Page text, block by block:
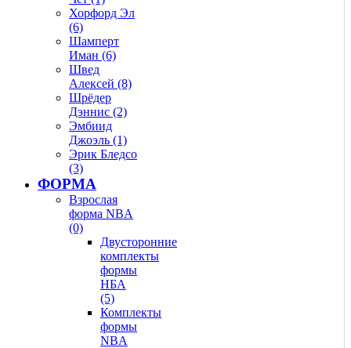
Хорфорд Эл
(6)
Шамперт
Иман (6)
Швед
Алексей (8)
Шрёдер
Дэннис (2)
Эмбиид
Джоэль (1)
Эрик Бледсо
(3)
ФОРМА
Взрослая
форма NBA
(0)
Двусторонние
комплекты
формы
НБА
(5)
Комплекты
формы
NBA